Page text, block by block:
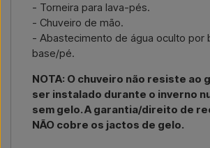
- Torneira para lava-pés.
- Chuveiro de mão.
- Abastecimento de água oculto por
base/pé.
NOTA: O chuveiro não resiste ao
ser instalado durante o inverno
sem gelo. A garantia/direito de
NÃO cobre os jactos de gelo.